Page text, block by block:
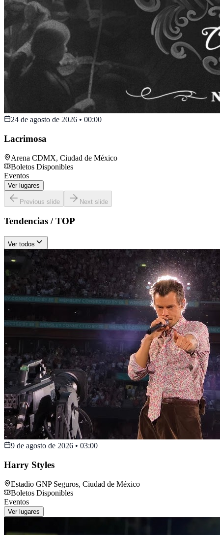
24 de agosto de 2026 • 00:00
Lacrimosa
Arena CDMX, Ciudad de México
Boletos Disponibles
Eventos
Ver lugares
Previous slide Next slide
Tendencias / TOP
Ver todos
9 de agosto de 2026 • 03:00
Harry Styles
Estadio GNP Seguros, Ciudad de México
Boletos Disponibles
Eventos
Ver lugares